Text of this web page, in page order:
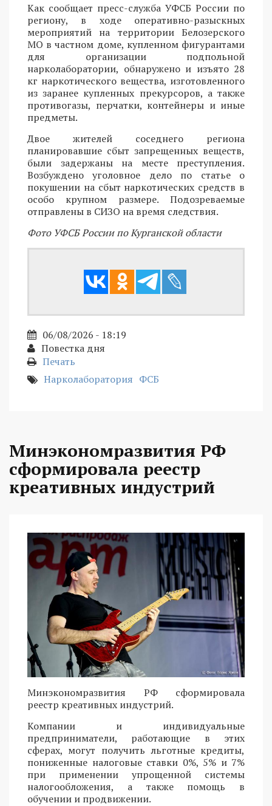
Как сообщает пресс-служба УФСБ России по
региону, в ходе оперативно-разыскных
мероприятий на территории Белозерского
МО в частном доме, купленном фигурантами
для организации подпольной
нарколаборатории, обнаружено и изъято 28
кг наркотического вещества, изготовленного
из заранее купленных прекурсоров, а также
противогазы, перчатки, контейнеры и иные
предметы.
Двое жителей соседнего региона
планировавшие сбыт запрещенных веществ,
были задержаны на месте преступления.
Возбуждено уголовное дело по статье о
покушении на сбыт наркотических средств в
особо крупном размере. Подозреваемые
отправлены в СИЗО на время следствия.
Фото УФСБ России по Курганской области
06/08/2026 - 18:19
Повестка дня
Печать
Нарколаборатория ФСБ
Минэкономразвития РФ
сформировала реестр
креативных индустрий
Минэкономразвития РФ сформировала
реестр креативных индустрий.
Компании и индивидуальные
предприниматели, работающие в этих
сферах, могут получить льготные кредиты,
пониженные налоговые ставки 0%, 5% и 7%
при применении упрощенной системы
налогообложения, а также помощь в
обучении и продвижении.